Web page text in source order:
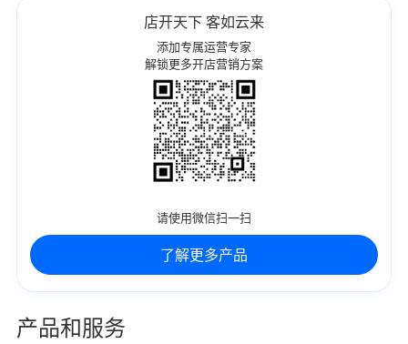
店开天下 客如云来
添加专属运营专家
解锁更多开店营销方案
请使用微信扫一扫
了解更多产品
产品和服务